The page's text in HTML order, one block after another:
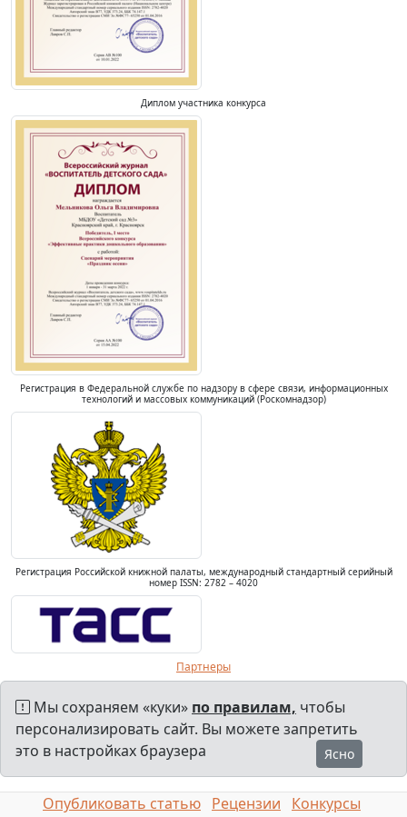
Диплом участника конкурса
Регистрация в Федеральной службе по надзору в сфере связи, информационных
технологий и массовых коммуникаций (Роскомнадзор)
Регистрация Российской книжной палаты, международный стандартный серийный
номер ISSN: 2782 – 4020
Партнеры
Мы сохраняем «куки» по правилам, чтобы
персонализировать сайт. Вы можете запретить
это в настройках браузера
Ясно
Опубликовать статью Рецензии
Конкурсы